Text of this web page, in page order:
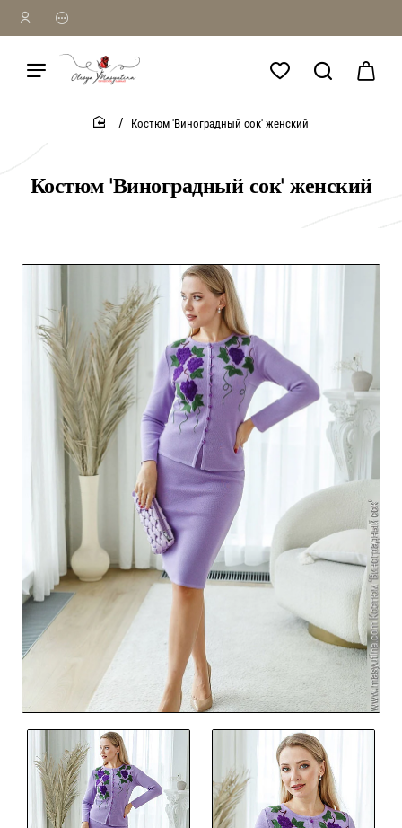
Костюм 'Виноградный сок' женский
Костюм 'Виноградный сок' женский